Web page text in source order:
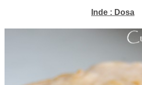
Inde : Dosa